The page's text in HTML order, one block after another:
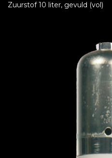
Zuurstof 10 liter, gevuld (vol)